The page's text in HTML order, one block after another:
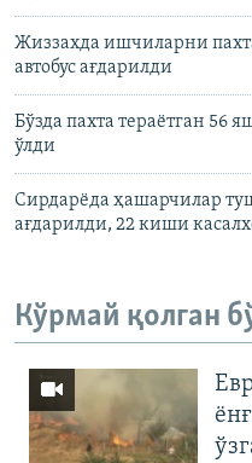
Жиззахда ишчиларни
автобус ағдарилди
Бўзда пахта тераётган
ўлди
Сирдарёда ҳашарчилар
ағдарилди, 22 киши
Кўрмай қолган